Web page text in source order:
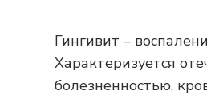
Гингивит –
Характеризуется
болезненностью,